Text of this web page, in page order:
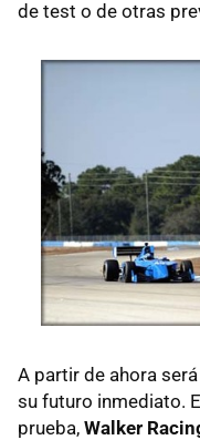
de test o de otras
A partir de ahora
su futuro inmediato.
prueba, Walker